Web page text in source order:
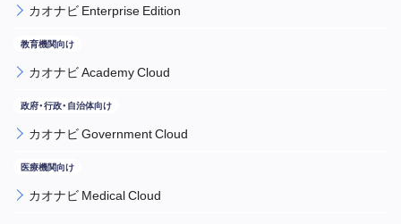
カオナビ Enterprise Edition
カオナビ Academy Cloud
カオナビ Government Cloud
カオナビ Medical Cloud